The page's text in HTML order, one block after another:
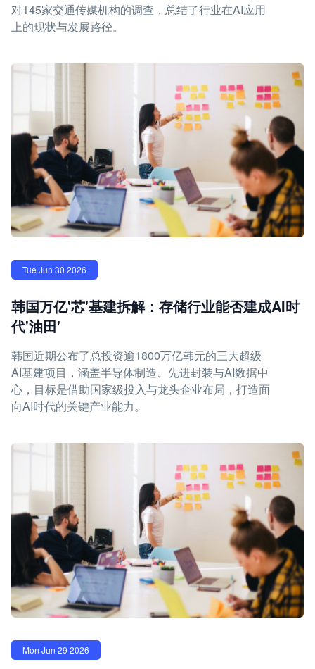
对145家交通传媒机构的调查，总结了行业在AI应用
上的现状与发展路径。
Tue Jun 30 2026
韩国万亿'芯'基建拆解：存储行业能否建成AI时
代'油田'
韩国近期公布了总投资逾1800万亿韩元的三大超级
AI基建项目，涵盖半导体制造、先进封装与AI数据中
心，目标是借助国家级投入与龙头企业布局，打造面
向AI时代的关键产业能力。
Mon Jun 29 2026